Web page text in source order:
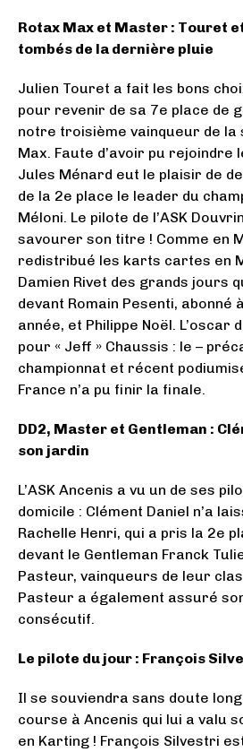
Rotax Max et Master : Touret
tombés de la dernière pluie
Julien Touret a fait les bons
pour revenir de sa 7e place de
notre troisième vainqueur de la
Max. Faute d’avoir pu rejoindre
Jules Ménard eut le plaisir de
de la 2e place le leader du
Méloni. Le pilote de l’ASK
savourer son titre ! Comme en
redistribué les karts cartes en
Damien Rivet des grands jours
devant Romain Pesenti, abonné
année, et Philippe Noël. L’oscar
pour « Jeff » Chaussis : le –
championnat et récent
France n’a pu finir la finale.
DD2, Master et Gentleman :
son jardin
L’ASK Ancenis a vu un de ses
domicile : Clément Daniel n’a
Rachelle Henri, qui a pris la 2e
devant le Gentleman Franck
Pasteur, vainqueurs de leur
Pasteur a également assuré
consécutif.
Le pilote du jour : François
Il se souviendra sans doute
course à Ancenis qui lui a valu
en Karting ! François Silvestri